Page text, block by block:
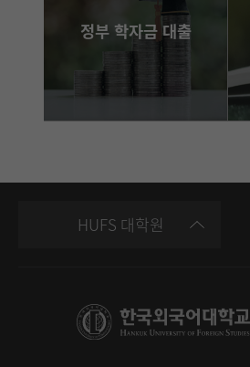
정부 학자금 대출
HUFS 대학원